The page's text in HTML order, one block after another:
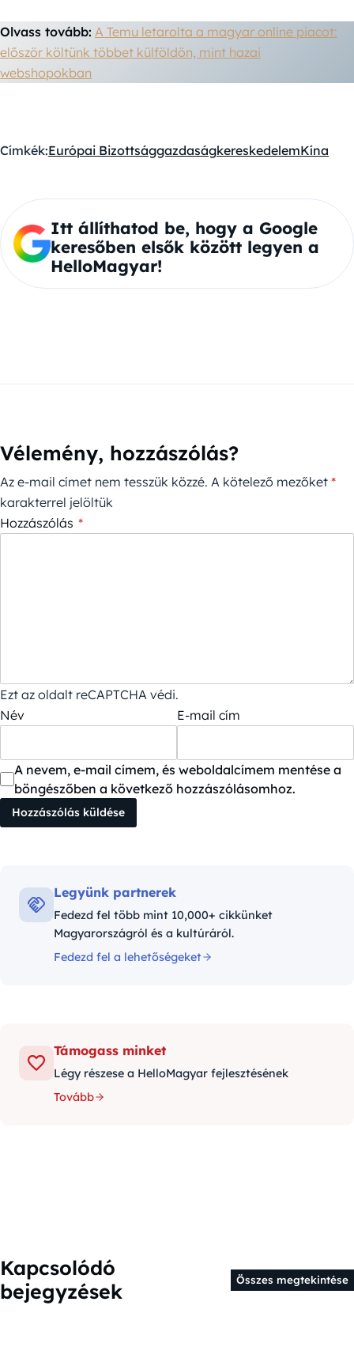
Olvass tovább: A Temu letarolta a magyar online piacot:
először költünk többet külföldön, mint hazai
webshopokban
Címkék:Európai BizottsággazdaságkereskedelemKína
Itt állíthatod be, hogy a Google
keresőben elsők között legyen a
HelloMagyar!
Vélemény, hozzászólás?
Az e-mail címet nem tesszük közzé. A kötelező mezőket *
karakterrel jelöltük
Hozzászólás *
Ezt az oldalt reCAPTCHA védi.
Név
E-mail cím
A nevem, e-mail címem, és weboldalcímem mentése a
böngészőben a következő hozzászólásomhoz.
Legyünk partnerek
Fedezd fel több mint 10,000+ cikkünket
Magyarországról és a kultúráról.
Fedezd fel a lehetőségeket
Támogass minket
Légy részese a HelloMagyar fejlesztésének
Tovább
Kapcsolódó
bejegyzések
Összes megtekintése